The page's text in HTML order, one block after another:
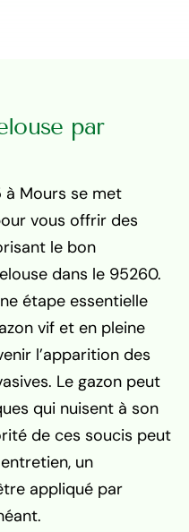
par
à Mours se met
vous offrir des
le bon
dans le 95260.
étape essentielle
vif et en pleine
l’apparition des
Le gazon peut
qui nuisent à son
de ces soucis peut
un
appliqué par